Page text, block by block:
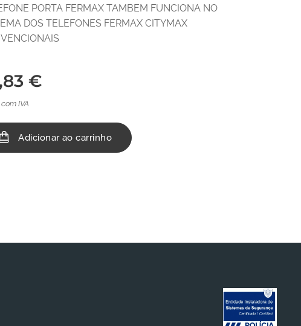
PORTA FERMAX TAMBEM FUNCIONA NO
DOS TELEFONES FERMAX CITYMAX
€
IVA
Adicionar ao carrinho